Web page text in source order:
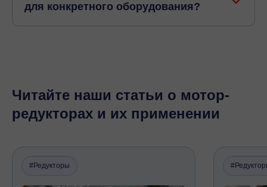
для конкретного оборудования?
Читайте наши статьи о мотор-
редукторах и их применении
#Редукторы